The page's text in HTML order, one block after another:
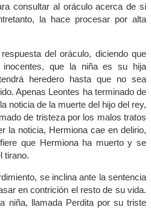
consultar al oráculo acerca de si
la hace procesar por alta
del oráculo, diciendo que
que la niña es su hija
heredero hasta que no sea
Apenas Leontes ha terminado de
noticia de la muerte del hijo del rey,
de tristeza por los malos tratos
la noticia, Hermiona cae en delirio,
que Hermiona ha muerto y se
tirano.
se inclina ante la sentencia
en contrición el resto de su vida.
niña, llamada Perdita por su triste